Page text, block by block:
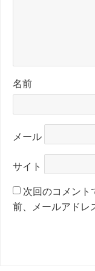
名前
メール
サイト
次回のコメント
前、メールアドレ